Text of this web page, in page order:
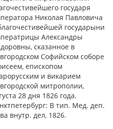
государя
Николая Павловича
государыни
Александры
сказанное в
Софийском соборе
епископом
и викарием
митрополии,
28 дня 1826 года.
В тип. Мед. деп.
внутр. дел, 1826.